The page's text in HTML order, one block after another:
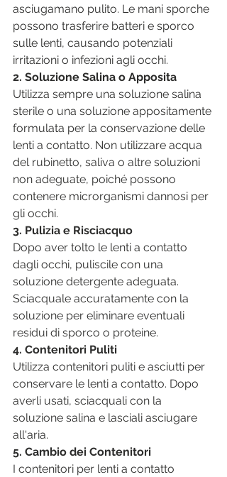
asciugamano pulito. Le mani sporche
possono trasferire batteri e sporco
sulle lenti, causando potenziali
irritazioni o infezioni agli occhi.
2. Soluzione Salina o Apposita
Utilizza sempre una soluzione salina
sterile o una soluzione appositamente
formulata per la conservazione delle
lenti a contatto. Non utilizzare acqua
del rubinetto, saliva o altre soluzioni
non adeguate, poiché possono
contenere microrganismi dannosi per
gli occhi.
3. Pulizia e Risciacquo
Dopo aver tolto le lenti a contatto
dagli occhi, puliscile con una
soluzione detergente adeguata.
Sciacquale accuratamente con la
soluzione per eliminare eventuali
residui di sporco o proteine.
4. Contenitori Puliti
Utilizza contenitori puliti e asciutti per
conservare le lenti a contatto. Dopo
averli usati, sciacquali con la
soluzione salina e lasciali asciugare
all'aria.
5. Cambio dei Contenitori
I contenitori per lenti a contatto